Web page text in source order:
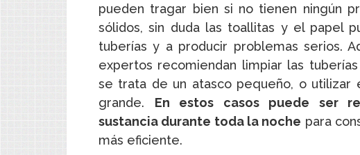
pueden tragar bien si no tienen ningún
sólidos, sin duda las toallitas y el papel
tuberías y a producir problemas serios.
expertos recomiendan limpiar las
se trata de un atasco pequeño, o
grande. En estos casos puede ser
sustancia durante toda la noche para
más eficiente.